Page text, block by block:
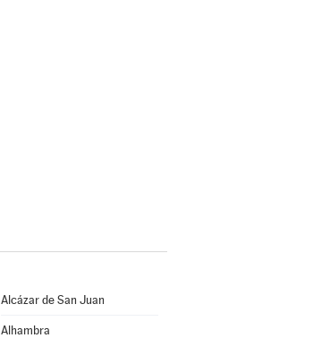
Alcázar de San Juan
Alhambra